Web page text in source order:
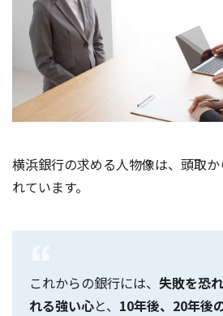
横浜銀行の求める人物像は、頭取
れています。
これからの銀行には、 失敗を恐
れる強い心と、 10年後、20年後